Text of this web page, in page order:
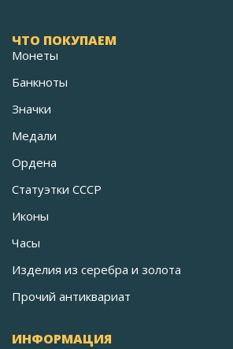
ЧТО ПОКУПАЕМ
Монеты
Банкноты
Значки
Медали
Ордена
Статуэтки СССР
Иконы
Часы
Изделия из серебра и золота
Прочий антиквариат
ИНФОРМАЦИЯ